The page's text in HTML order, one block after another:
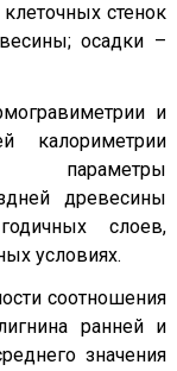
стенок
осадки –
и
калориметрии
параметры
древесины
слоев,
условиях.
соотношения
ранней и
значения